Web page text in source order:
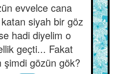
evvelce cana
siyah bir göz
hadi diyelim o
geçti... Fakat
şimdi gözün gök?